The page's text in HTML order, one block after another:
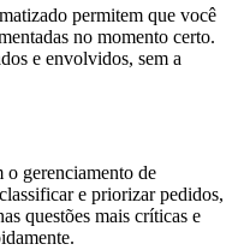
permitem que você
no momento certo.
e envolvidos, sem a
o gerenciamento de
e priorizar pedidos,
questões mais críticas e